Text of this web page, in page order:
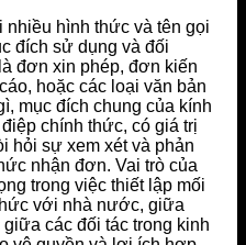
hình thức và tên gọi
đích sử dụng và đối
đơn xin phép, đơn kiến
hoặc các loại văn bản
mục đích chung của kính
chính thức, có giá trị
hỏi sự xem xét và phản
nhận đơn. Vai trò của
trong việc thiết lập mối
với nhà nước, giữa
các đối tác trong kinh